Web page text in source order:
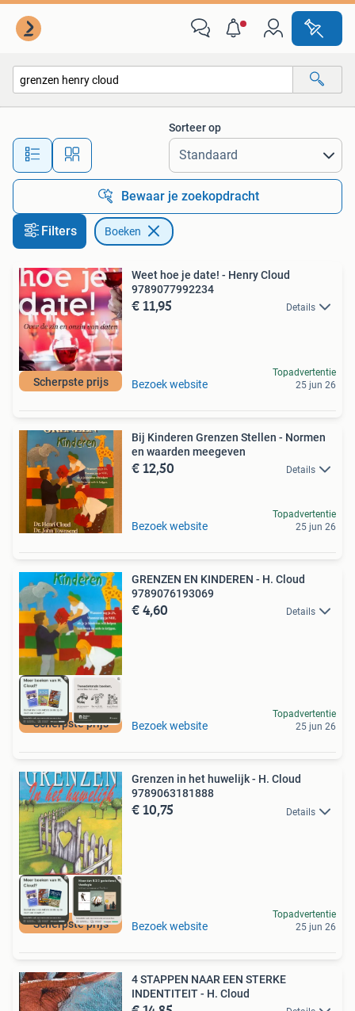
Alle afstanden…
Sorteer op
Bewaar je zoekopdracht
Filters Boeken
Scherpste prijs
Weet hoe je date! - Henry Cloud
9789077992234
€ 11,95 Details
Bezoek website
Topadvertentie
25 jun 26
Bij Kinderen Grenzen Stellen - Normen
en waarden meegeven
€ 12,50 Details
Bezoek website
Topadvertentie
25 jun 26
Scherpste prijs
GRENZEN EN KINDEREN - H. Cloud
9789076193069
€ 4,60 Details
Bezoek website
Topadvertentie
25 jun 26
Scherpste prijs
Grenzen in het huwelijk - H. Cloud
9789063181888
€ 10,75 Details
Bezoek website
Topadvertentie
25 jun 26
4 STAPPEN NAAR EEN STERKE
INDENTITEIT - H. Cloud